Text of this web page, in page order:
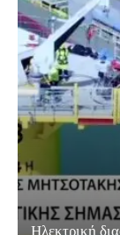
Ηλεκτρική